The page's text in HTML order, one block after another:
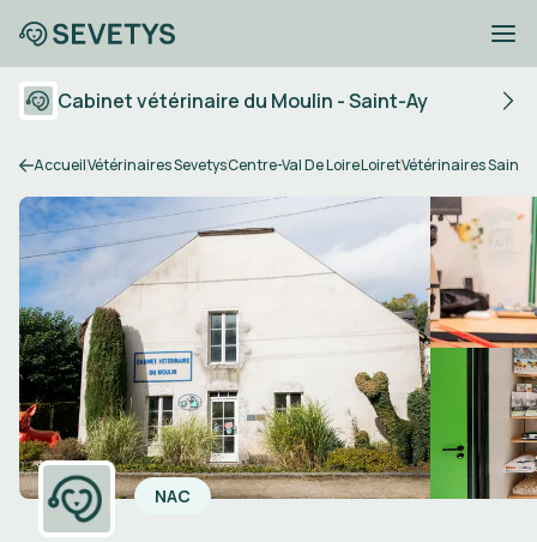
Cabinet vétérinaire du Moulin - Saint-Ay
AccueilVétérinaires SevetysCentre-Val De LoireLoiretVétérinaires Saint-
NAC